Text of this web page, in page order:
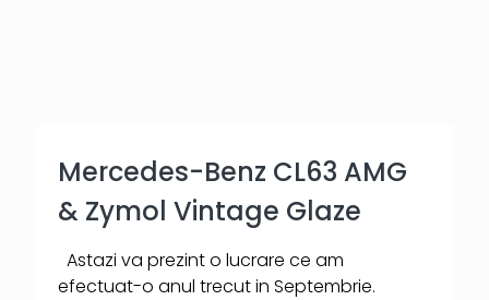
Mercedes-Benz CL63 AMG
& Zymol Vintage Glaze
Astazi va prezint o lucrare ce am
efectuat-o anul trecut in Septembrie.